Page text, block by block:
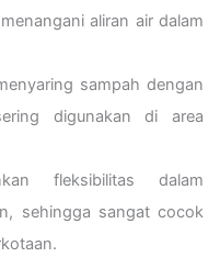
aliran air dalam
sampah dengan
digunakan di area
fleksibilitas dalam
sehingga sangat cocok